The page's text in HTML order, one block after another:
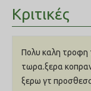
καλαμποκάλευρο,
σόγιας, προϊόντα
ολιγοσακχαρίτες,
ταγέτη. *L.I.P.:
πεπτικότητά της.
Αναλυτικά
20.4%,
Κριτικές
Πολυ καλη τροφη
τωρα.ξερα
ξερω γτ